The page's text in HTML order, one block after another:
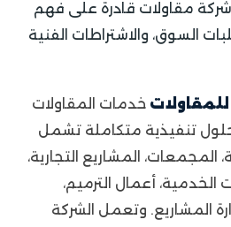
شركة مقاولات قادرة على فهم
السوق، والاشتراطات الفنية
خدمات المقاولات
تنفيذية متكاملة تشمل
المجمعات، المشاريع التجارية،
الخدمية، أعمال الترميم،
المشاريع. وتعمل الشركة